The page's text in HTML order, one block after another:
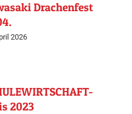
Drachenfest
2026
2023